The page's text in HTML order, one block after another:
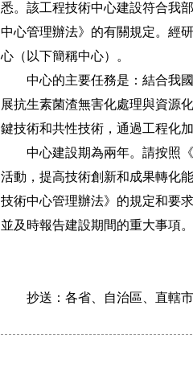
悉。該工程技術中心建設符合我
中心管理辦法》的有關規定。經
心（以下簡稱中心）。
中心的主要任務是：結合我國
展抗生素菌渣無害化處理與資源
鍵技術和共性技術，通過工程化
中心建設期為兩年。請按照《
活動，提高技術創新和成果轉化
技術中心管理辦法》的規定和要
並及時報告建設期間的重大事項。
抄送：各省、自治區、直轄市